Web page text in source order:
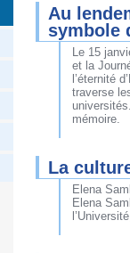
Au
symbole
Le 15
et la
l’éternité
traverse
mémoire.
La
Elena
Elena